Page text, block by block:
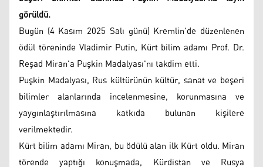
görüldü.
Bugün (4 Kasım 2025 Salı günü) Kremlin'de düzenlenen
ödül töreninde Vladimir Putin, Kürt bilim adamı Prof. Dr.
Reşad Miran'a Puşkin Madalyası'nı takdim etti.
Puşkin Madalyası, Rus kültürünün kültür, sanat ve beşeri
bilimler alanlarında incelenmesine, korunmasına ve
yaygınlaştırılmasına katkıda bulunan kişilere
verilmektedir.
Kürt bilim adamı Miran, bu ödülü alan ilk Kürt oldu. Miran
törende yaptığı konuşmada, Kürdistan ve Rusya